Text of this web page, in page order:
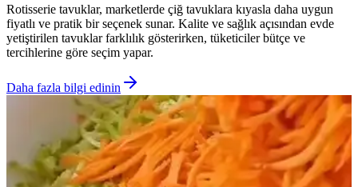
Rotisserie tavuklar, marketlerde çiğ tavuklara kıyasla daha uygun
fiyatlı ve pratik bir seçenek sunar. Kalite ve sağlık açısından evde
yetiştirilen tavuklar farklılık gösterirken, tüketiciler bütçe ve
tercihlerine göre seçim yapar.
Daha fazla bilgi edinin